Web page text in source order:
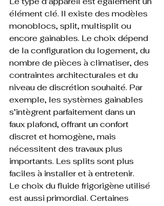
élément clé. Il existe des modèles
monoblocs, split, multisplit ou
encore gainables. Le choix dépend
de la configuration du logement, du
nombre de pièces à climatiser, des
contraintes architecturales et du
niveau de discrétion souhaité. Par
exemple, les systèmes gainables
s’intègrent parfaitement dans un
faux plafond, offrant un confort
discret et homogène, mais
nécessitent des travaux plus
importants. Les splits sont plus
faciles à installer et à entretenir.
Le choix du fluide frigorigène utilisé
est aussi primordial. Certaines